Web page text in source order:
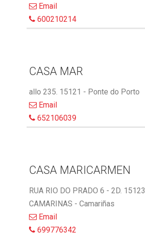
Email
600210214
CASA MAR
allo 235. 15121 - Ponte do Porto
Email
652106039
CASA MARICARMEN
RUA RIO DO PRADO 6 - 2D. 15123
CAMARINAS - Camariñas
Email
699776342